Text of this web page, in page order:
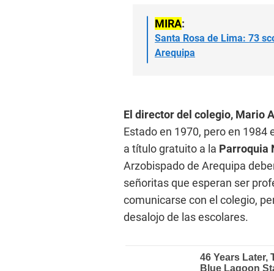
MIRA:
Santa Rosa de Lima: 73
Arequipa
El director del colegio, Mario
Estado en 1970, pero en 1984
a título gratuito a la Parroquia
Arzobispado de Arequipa
señoritas que esperan ser
comunicarse con el colegio,
desalojo de las escolares.